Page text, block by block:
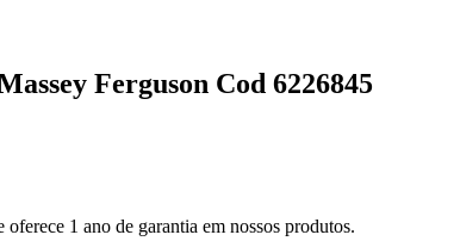
Ferguson Cod 6226845
1 ano de garantia em nossos produtos.